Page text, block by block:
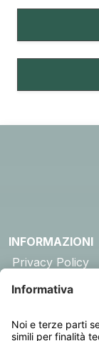
INFORMAZIONI
Privacy Policy
Assicurazione
DESTINAZIONI